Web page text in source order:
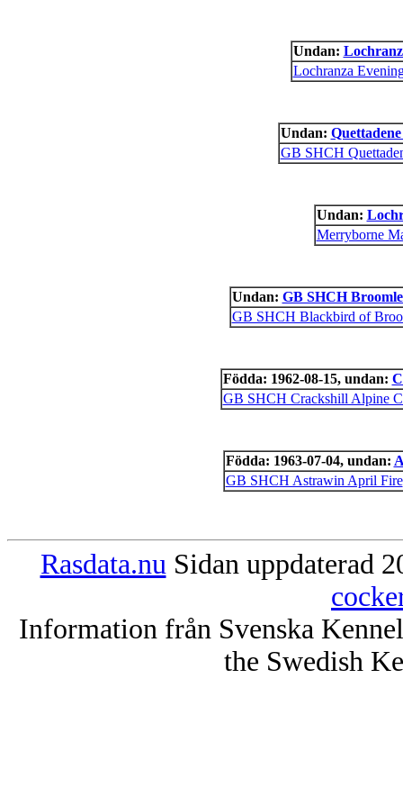
Undan:
Lochranza
Undan:
GB SHCH
Undan:
Merryborne
Undan: GB SHCH
GB SHCH Blackbird of
Födda: 1962-08-15, undan:
GB SHCH Crackshill Alpine
Födda: 1963-07-04, undan:
GB SHCH Astrawin April Fire
Rasdata.nu Sidan uppdaterad
Information från Svenska
the Swedish